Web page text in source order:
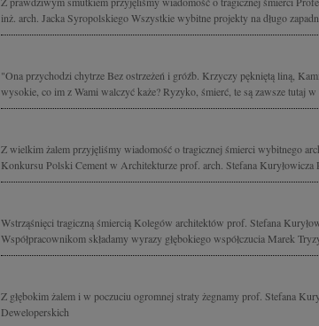
inż. arch. Jacka Syropolskiego Wszystkie wybitne projekty na długo
"Ona przychodzi chytrze Bez ostrzeżeń i gróźb. Krzyczy pękniętą liną,
wysokie, co im z Wami walczyć każe? Ryzyko, śmierć, te są zawsze tutaj w
Z wielkim żalem przyjęliśmy wiadomość o tragicznej śmierci wybitnego
Konkursu Polski Cement w Architekturze prof. arch. Stefana Kuryłowicza
Wstrząśnięci tragiczną śmiercią Kolegów architektów prof. Stefana
Współpracownikom składamy wyrazy głębokiego współczucia Marek
Z głębokim żalem i w poczuciu ogromnej straty żegnamy prof. Stefana
Deweloperskich
treści, badnie odbiorców i ulepszanie usług.Lista